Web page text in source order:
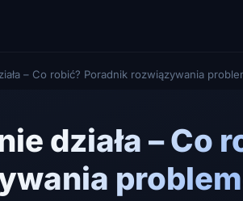
– Co robić? Poradnik rozwiązywania
działa – Co